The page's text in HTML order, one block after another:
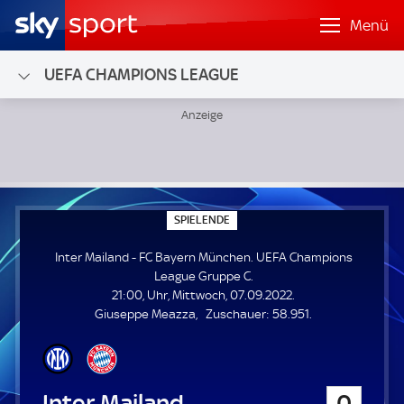
Menü
UEFA CHAMPIONS LEAGUE
Inter Mailand - FC Bayern München; UEFA Champions
SPIELENDE
P
E
E
N
D
E
Inter Mailand - FC Bayern München. UEFA Champions
League Gruppe C.
21:00, Uhr, Mittwoch, 07.09.2022.
Giuseppe Meazza
Zuschauer: Z
58.951.